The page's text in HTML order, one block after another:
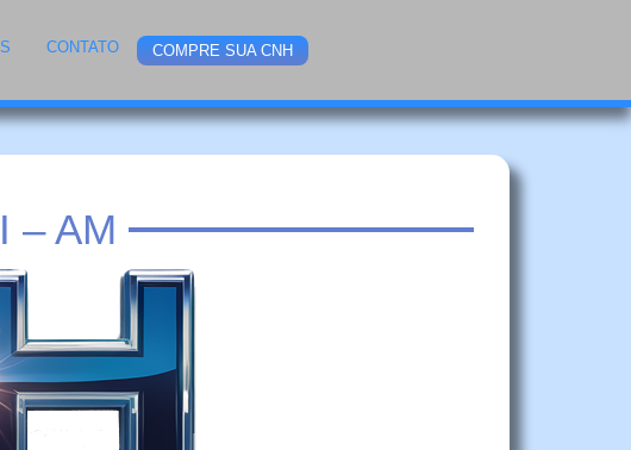
CONTATO COMPRE SUA CNH
– AM